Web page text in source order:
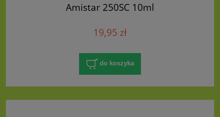
Amistar 250SC 10ml
19,95 zł
do koszyka